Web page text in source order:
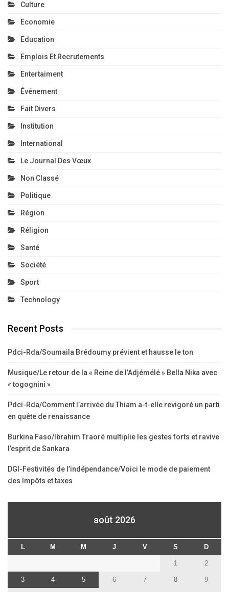
Culture
Economie
Education
Emplois Et Recrutements
Entertaiment
Événement
Fait Divers
Institution
International
Le Journal Des Vœux
Non Classé
Politique
Région
Réligion
Santé
Société
Sport
Technology
Recent Posts
Pdci-Rda/Soumaila Brédoumy prévient et hausse le ton
Musique/Le retour de la « Reine de l’Adjémélé » Bella Nika avec
« togognini »
Pdci-Rda/Comment l’arrivée du Thiam a-t-elle revigoré un parti
en quête de renaissance
Burkina Faso/Ibrahim Traoré multiplie les gestes forts et ravive
l’esprit de Sankara
DGI-Festivités de l’indépendance/Voici le mode de paiement
des Impôts et taxes
août 2026
L M M J V S D
1 2
3 4 5 6 7 8 9